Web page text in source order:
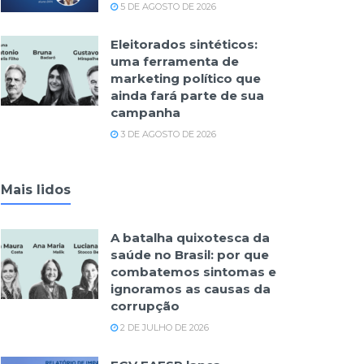
5 DE AGOSTO DE 2026
Eleitorados sintéticos:
uma ferramenta de
marketing político que
ainda fará parte de sua
campanha
3 DE AGOSTO DE 2026
Mais lidos
A batalha quixotesca da
saúde no Brasil: por que
combatemos sintomas e
ignoramos as causas da
corrupção
2 DE JULHO DE 2026